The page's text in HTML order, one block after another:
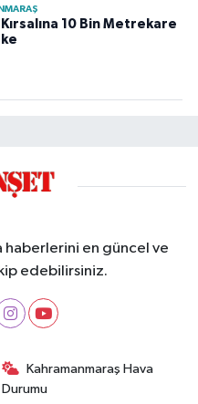
Kırsalına 10 Bin Metrekare
haberlerini en güncel ve
edebilirsiniz.
Kahramanmaraş Hava
Durumu